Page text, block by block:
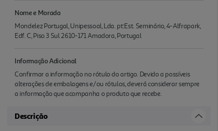
Nome e Morada
Mondelez Portugal, Unipessoal, Lda. pt:Est. Seminário, 4-Alfrapark,
Edf. C, Piso 3 Sul 2610-171 Amadora, Portugal
Informação Adicional
Confirmar a informação no rótulo do artigo. Devido a possíveis
alterações de embalagens e/ou rótulos, deverá considerar sempre
a informação que acompanha o produto que recebe.
Descrição